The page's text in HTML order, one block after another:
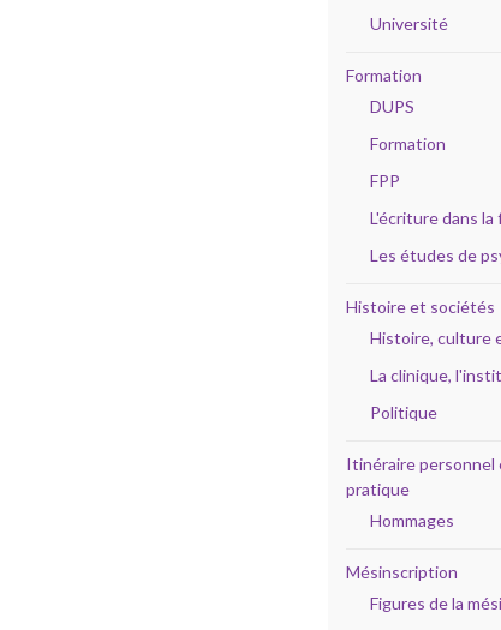
Université
Formation
DUPS
Formation
FPP
L'écriture dans la
Les études de
Histoire et sociétés
Histoire, culture
La clinique,
Politique
Itinéraire personnel
pratique
Hommages
Mésinscription
Figures de la